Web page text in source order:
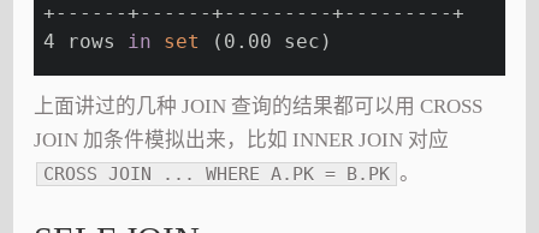
+------+------+---------+---------+
4 rows in set (0.00 sec)
上面讲过的几种 JOIN 查询的结果都可以用 CROSS
JOIN 加条件模拟出来，比如 INNER JOIN 对应
CROSS JOIN ... WHERE A.PK = B.PK 。